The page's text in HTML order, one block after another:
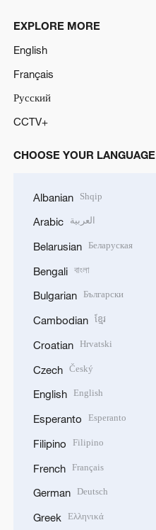
EXPLORE MORE
English
Français
Русский
CCTV+
CHOOSE YOUR LANGUAGE
Albanian Shqip
Arabic العربية
Belarusian Беларуская
Bengali বাংলা
Bulgarian Български
Cambodian ខ្មែរ
Croatian Hrvatski
Czech Český
English English
Esperanto Esperanto
Filipino Filipino
French Français
German Deutsch
Greek Ελληνικά